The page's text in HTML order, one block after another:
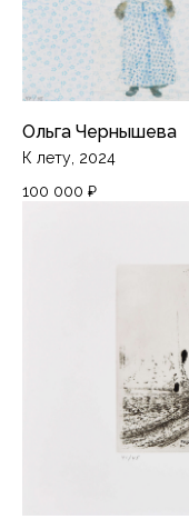
Ольга Чернышева
К лету, 2024
100 000 ₽